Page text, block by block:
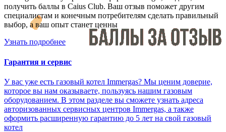
получить баллы в Caius Club. Ваш отзыв поможет другим
специалистам и конечным потребителям сделать правильный
выбор, а ваш опыт станет ценны
Узнать подробнее
Гарантия и сервис
У вас уже есть газовый котел Immergas? Мы ценим доверие,
которое вы нам оказываете, пользуясь нашим газовым
оборудованием. В этом разделе вы сможете узнать адреса
авторизованных сервисных центров Immergas, а также
оформить расширенную гарантию до 5 лет на свой газовый
котел